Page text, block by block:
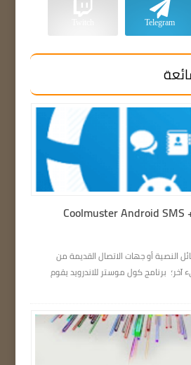
Telegram
Coolmuster Android SMS
النصية أو جهات الاتصال القديمة من
برنامج كول موستر للاندرويد يقوم